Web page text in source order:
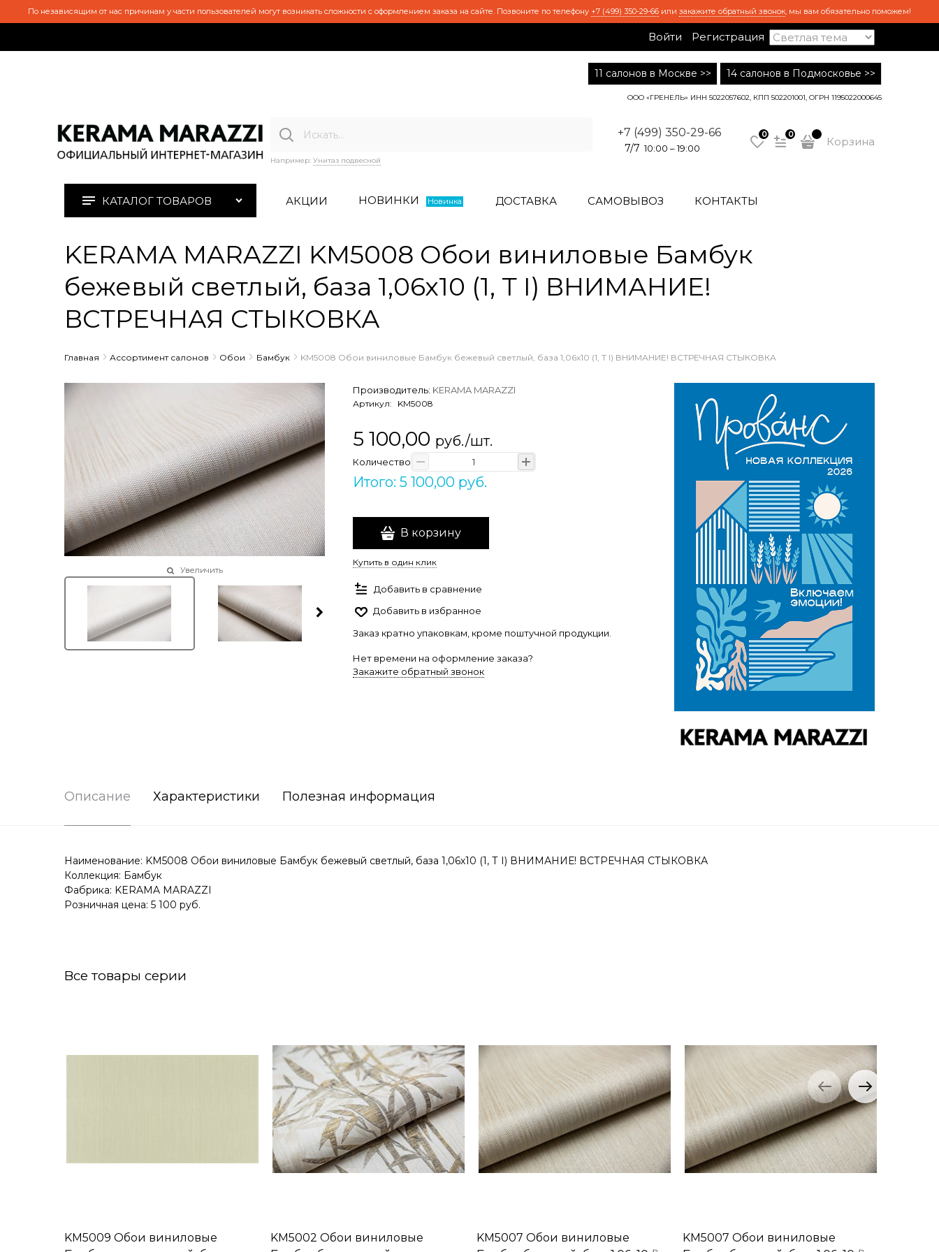
По независящим от нас причинам у части пользователей могут возникать сложности с оформлением заказа на сайте. Позвоните по телефону +7 (499) 350-29-66 или закажите обратный звонок, мы вам обязательно поможем!
Войти Регистрация
11 салонов в Москве >> 14 салонов в Подмосковье >>
ООО «ГРЕНЕЛЬ» ИНН 5022057602, КПП 502201001, ОГРН 1195022000645
Например: Унитаз подвесной
+7 (499) 350-29-66
7/7 10:00 – 19:00
0 0
Корзина
КАТАЛОГ ТОВАРОВ АКЦИИ НОВИНКИ Новинка ДОСТАВКА САМОВЫВОЗ КОНТАКТЫ
KERAMA MARAZZI KM5008 Обои виниловые Бамбук
бежевый светлый, база 1,06х10 (1, Т I) ВНИМАНИЕ!
ВСТРЕЧНАЯ СТЫКОВКА
Главная Ассортимент салонов Обои Бамбук KM5008 Обои виниловые Бамбук бежевый светлый, база 1,06х10 (1, Т I) ВНИМАНИЕ! ВСТРЕЧНАЯ СТЫКОВКА
Увеличить
Производитель: KERAMA MARAZZI
Артикул: KM5008
5 100,00 руб./шт.
Количество
Итого: 5 100,00 руб.
В корзину
Купить в один клик
Добавить в сравнение
Добавить в избранное
Заказ кратно упаковкам, кроме поштучной продукции.
Нет времени на оформление заказа?
Закажите обратный звонок
Описание Характеристики Полезная информация
Наименование: KM5008 Обои виниловые Бамбук бежевый светлый, база 1,06х10 (1, Т I) ВНИМАНИЕ! ВСТРЕЧНАЯ СТЫКОВКА
Коллекция: Бамбук
Фабрика: KERAMA MARAZZI
Розничная цена: 5 100 руб.
Все товары серии
KM5009 Обои виниловые
KM5002 Обои виниловые
KM5007 Обои виниловые
KM5007 Обои виниловые